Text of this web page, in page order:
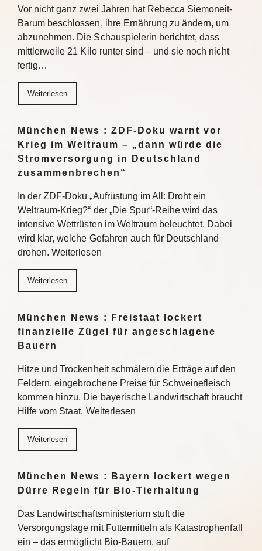
Vor nicht ganz zwei Jahren hat Rebecca Siemoneit-
Barum beschlossen, ihre Ernährung zu ändern, um
abzunehmen. Die Schauspielerin berichtet, dass
mittlerweile 21 Kilo runter sind – und sie noch nicht
fertig…
Weiterlesen
München News : ZDF-Doku warnt vor
Krieg im Weltraum – „dann würde die
Stromversorgung in Deutschland
zusammenbrechen“
In der ZDF-Doku „Aufrüstung im All: Droht ein
Weltraum-Krieg?“ der „Die Spur“-Reihe wird das
intensive Wettrüsten im Weltraum beleuchtet. Dabei
wird klar, welche Gefahren auch für Deutschland
drohen. Weiterlesen
Weiterlesen
München News : Freistaat lockert
finanzielle Zügel für angeschlagene
Bauern
Hitze und Trockenheit schmälern die Erträge auf den
Feldern, eingebrochene Preise für Schweinefleisch
kommen hinzu. Die bayerische Landwirtschaft braucht
Hilfe vom Staat. Weiterlesen
Weiterlesen
München News : Bayern lockert wegen
Dürre Regeln für Bio-Tierhaltung
Das Landwirtschaftsministerium stuft die
Versorgungslage mit Futtermitteln als Katastrophenfall
ein – das ermöglicht Bio-Bauern, auf